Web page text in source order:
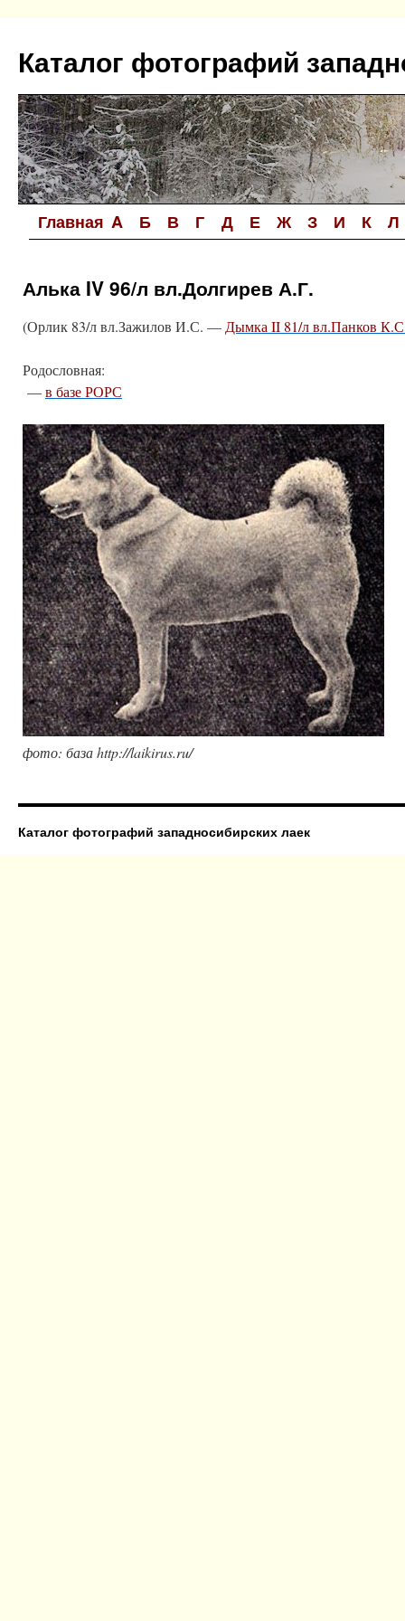
содержимому
Каталог фотографий
Главная A Б В Г Д Е Ж З И К Л
Алька IV 96/л вл.Долгирев А.Г.
(Орлик 83/л вл.Зажилов И.С. — Дымка II 81/л вл.Панков
Родословная:
—в базе РОРС
фото: база http://laikirus.ru/
Каталог фотографий западносибирских лаек